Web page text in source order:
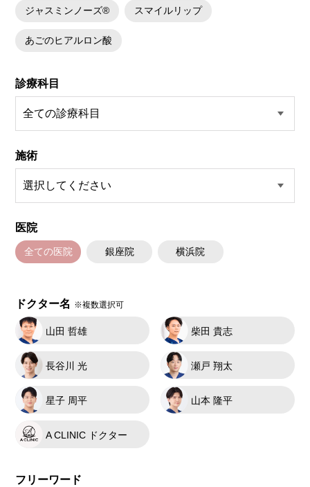
ジャスミンノーズ® スマイルリップ
あごのヒアルロン酸
診療科目
施術
医院
全ての医院 銀座院 横浜院
ドクター名 ※複数選択可
山田 哲雄 柴田 貴志
長谷川 光 瀬戸 翔太
星子 周平 山本 隆平
A CLINIC ドクター
フリーワード